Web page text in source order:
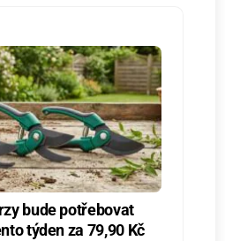
bude potřebovat
týden za 79,90 Kč